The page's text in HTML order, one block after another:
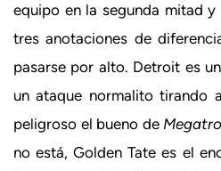
equipo en la segunda mitad
tres anotaciones de
pasarse por alto. Detroit es
un ataque normalito tirando
peligroso el bueno de
no está, Golden Tate es el